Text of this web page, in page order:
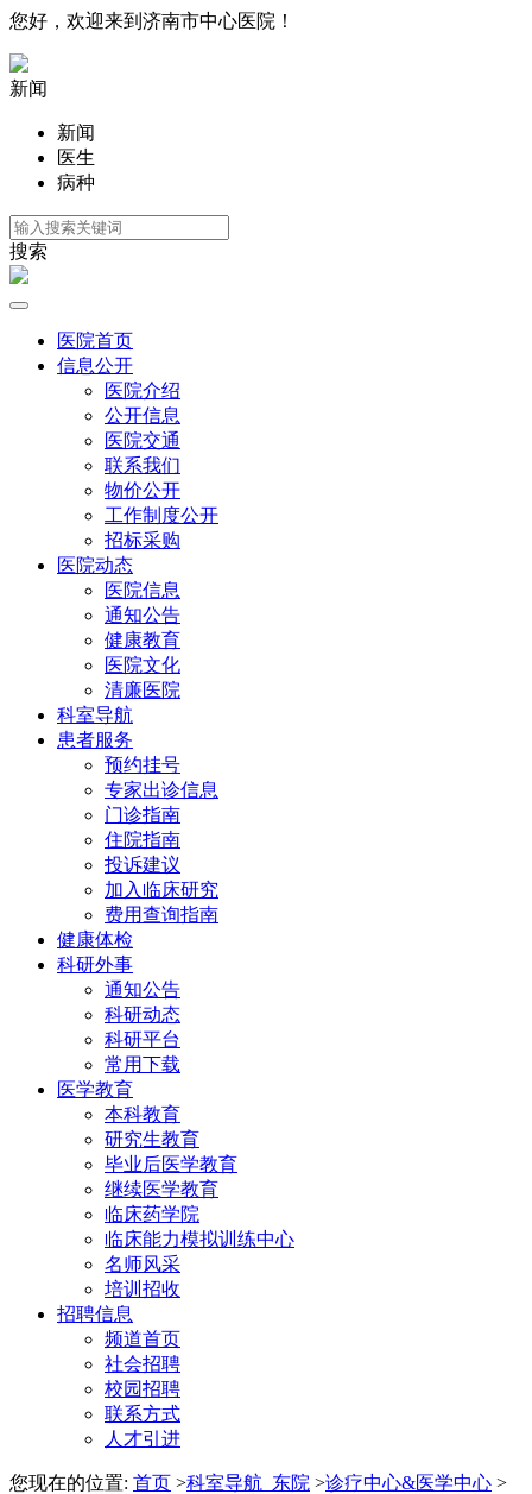
您好，欢迎来到济南市中心医院！
新闻
新闻
医生
病种
搜索
医院首页
信息公开
医院介绍
公开信息
医院交通
联系我们
物价公开
工作制度公开
招标采购
医院动态
医院信息
通知公告
健康教育
医院文化
清廉医院
科室导航
患者服务
预约挂号
专家出诊信息
门诊指南
住院指南
投诉建议
加入临床研究
费用查询指南
健康体检
科研外事
通知公告
科研动态
科研平台
常用下载
医学教育
本科教育
研究生教育
毕业后医学教育
继续医学教育
临床药学院
临床能力模拟训练中心
名师风采
培训招收
招聘信息
频道首页
社会招聘
校园招聘
联系方式
人才引进
您现在的位置: 首页 >科室导航_东院 >诊疗中心&医学中心 >